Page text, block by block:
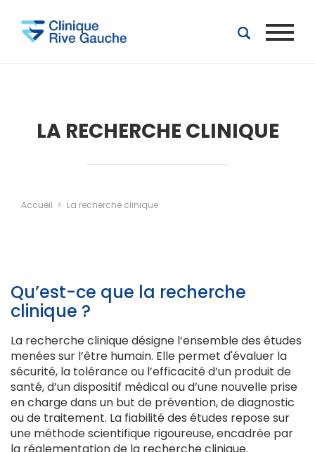
LA RECHERCHE CLINIQUE
Accueil La recherche clinique
Qu’est-ce que la recherche
clinique ?
La recherche clinique désigne l’ensemble des études
menées sur l’être humain. Elle permet d'évaluer la
sécurité, la tolérance ou l’efficacité d’un produit de
santé, d’un dispositif médical ou d’une nouvelle prise
en charge dans un but de prévention, de diagnostic
ou de traitement. La fiabilité des études repose sur
une méthode scientifique rigoureuse, encadrée par